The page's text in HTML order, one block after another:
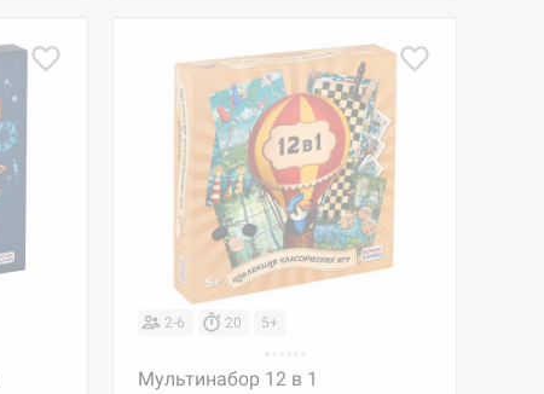
2-6 20 5+
Мультинабор 12 в 1